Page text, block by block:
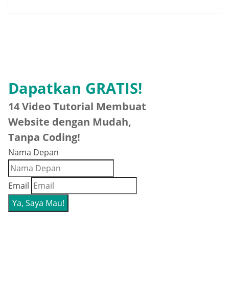
Dapatkan GRATIS!
14 Video Tutorial Membuat
Website dengan Mudah,
Tanpa Coding!
Nama Depan
Email